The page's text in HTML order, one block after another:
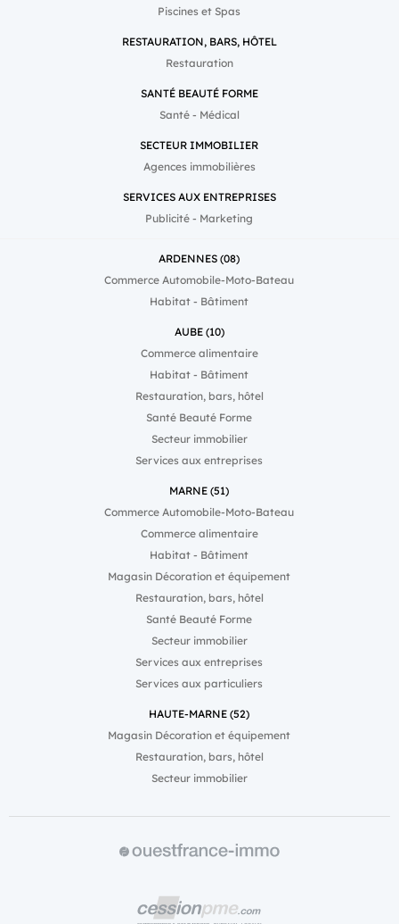
Piscines et Spas
RESTAURATION, BARS, HÔTEL
Restauration
SANTÉ BEAUTÉ FORME
Santé - Médical
SECTEUR IMMOBILIER
Agences immobilières
SERVICES AUX ENTREPRISES
Publicité - Marketing
ARDENNES (08)
Commerce Automobile-Moto-Bateau
Habitat - Bâtiment
AUBE (10)
Commerce alimentaire
Habitat - Bâtiment
Restauration, bars, hôtel
Santé Beauté Forme
Secteur immobilier
Services aux entreprises
MARNE (51)
Commerce Automobile-Moto-Bateau
Commerce alimentaire
Habitat - Bâtiment
Magasin Décoration et équipement
Restauration, bars, hôtel
Santé Beauté Forme
Secteur immobilier
Services aux entreprises
Services aux particuliers
HAUTE-MARNE (52)
Magasin Décoration et équipement
Restauration, bars, hôtel
Secteur immobilier